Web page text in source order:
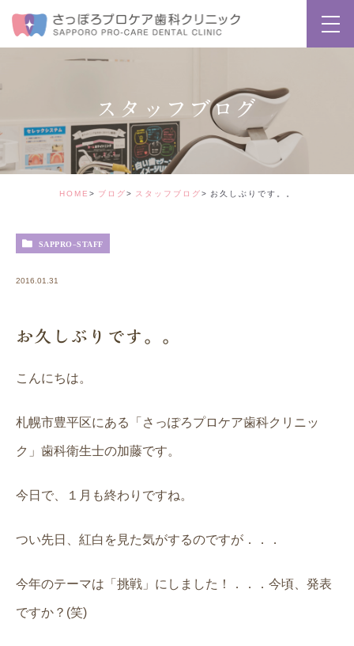
スタッフブログ
HOME ブログ スタッフブログ お久しぶりです。。
SAPPRO-STAFF
2016.01.31
お久しぶりです。。
こんにちは。
札幌市豊平区にある「さっぽろプロケア歯科クリニッ
ク」歯科衛生士の加藤です。
今日で、１月も終わりですね。
つい先日、紅白を見た気がするのですが．．．
今年のテーマは「挑戦」にしました！．．．今頃、発表
ですか？(笑)